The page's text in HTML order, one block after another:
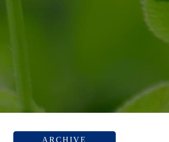
ARCHIVE